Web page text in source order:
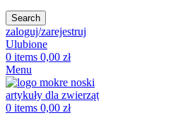
Search
zaloguj/zarejestruj
Ulubione
0 items 0,00 zł
Menu
0 items 0,00 zł